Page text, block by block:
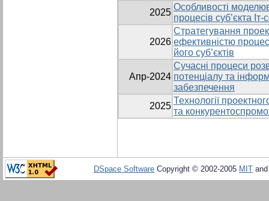
2025
Особливості
процесів суб’єкта
2026
Стратегування
ефективністю
його суб’єктів
Апр-2024
Сучасні процеси
потенціалу та
забезпечення
2025
Технології
та
DSpace Software Copyright © 2002-2005 MIT